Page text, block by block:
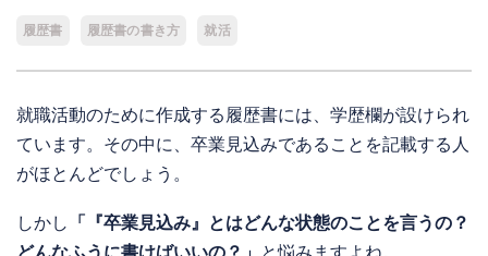
履歴書 履歴書の書き方 就活
就職活動のために作成する履歴書には、学歴欄が設けられ
ています。その中に、卒業見込みであることを記載する人
がほとんどでしょう。
しかし
「『卒業見込み』とはどんな状態のことを言うの？
どんなふうに書けばいいの？」 と悩みますよね。